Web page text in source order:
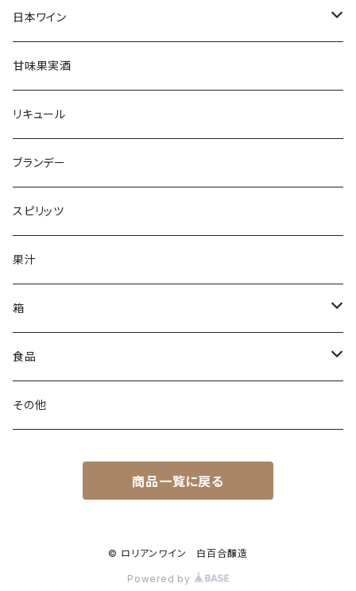
日本ワイン
白ワイン
辛口ワイン
中口ワイン
赤ワイン
フルボディ
ミディアムボディ
ロゼワイン
スパークリングワイン
甘味果実酒
リキュール
ブランデー
スピリッツ
果汁
箱
無料簡易箱
有料贈答箱
食品
調理キット
その他
商品一覧に戻る
© ロリアンワイン 白百合醸造
Powered by